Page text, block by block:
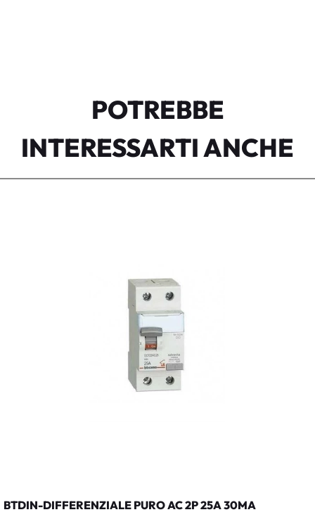
POTREBBE
INTERESSARTI ANCHE
BTDIN-DIFFERENZIALE PURO AC 2P 25A 30MA